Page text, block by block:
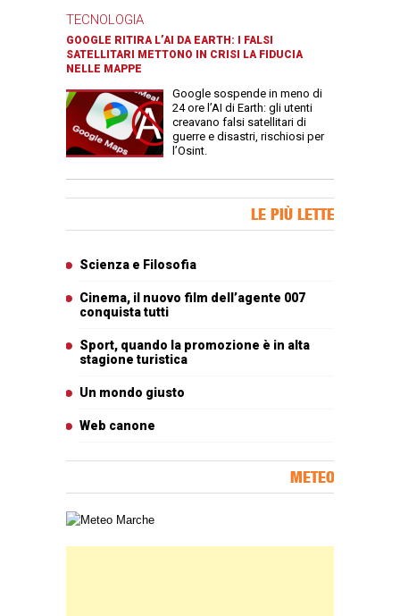
TECNOLOGIA
GOOGLE RITIRA L’AI DA EARTH: I FALSI
SATELLITARI METTONO IN CRISI LA FIDUCIA
NELLE MAPPE
Google sospende in meno di
24 ore l’AI di Earth: gli utenti
creavano falsi satellitari di
guerre e disastri, rischiosi per
l’Osint.
LE PIÙ LETTE
Scienza e Filosofia
Cinema, il nuovo film dell’agente 007
conquista tutti
Sport, quando la promozione è in alta
stagione turistica
Un mondo giusto
Web canone
METEO
Carta meteorologica delle Marche